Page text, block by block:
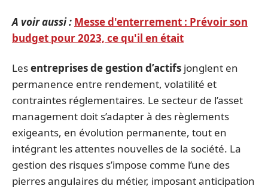
A voir aussi : Messe d'enterrement : Prévoir son
budget pour 2023, ce qu'il en était
Lesentreprises de gestion d’actifs jonglent en
permanence entre rendement, volatilité et
contraintes réglementaires. Le secteur de l’asset
management doit s’adapter à des règlements
exigeants, en évolution permanente, tout en
intégrant les attentes nouvelles de la société. La
gestion des risques s’impose comme l’une des
pierres angulaires du métier, imposant anticipation